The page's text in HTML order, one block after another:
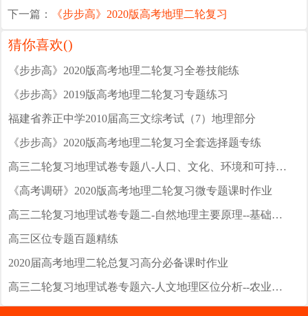
下一篇： 《步步高》2020版高考地理二轮复习
猜你喜欢()
《步步高》2020版高考地理二轮复习全卷技能练
《步步高》2019版高考地理二轮复习专题练习
福建省养正中学2010届高三文综考试（7）地理部分
《步步高》2020版高考地理二轮复习全套选择题专练
高三二轮复习地理试卷专题八-人口、文化、环境和可持续发展
《高考调研》2020版高考地理二轮复习微专题课时作业
高三二轮复习地理试卷专题二-自然地理主要原理--基础检测
高三区位专题百题精练
2020届高考地理二轮总复习高分必备课时作业
高三二轮复习地理试卷专题六-人文地理区位分析--农业、工业 、旅